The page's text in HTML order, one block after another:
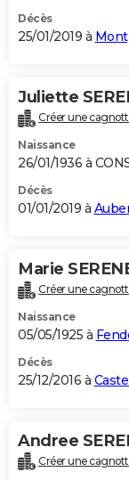
Décès
25/01/2019 à
Juliette
Créer une
Naissance
26/01/1936 à
Décès
01/01/2019 à
Marie
Créer une
Naissance
05/05/1925 à
Décès
25/12/2016 à
Andree
Créer une